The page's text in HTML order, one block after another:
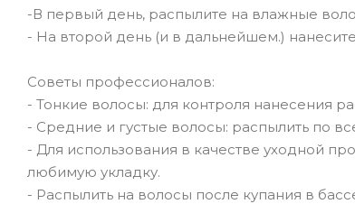
-В первый день, распылите на влажные
- На второй день (и в дальнейшем.)
Советы профессионалов:
- Тонкие волосы: для контроля нанесения
- Средние и густые волосы: распылить по
- Для использования в качестве уходной
любимую укладку.
- Распылить на волосы после купания в